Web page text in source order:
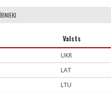
Valsts
UKR
LAT
LTU